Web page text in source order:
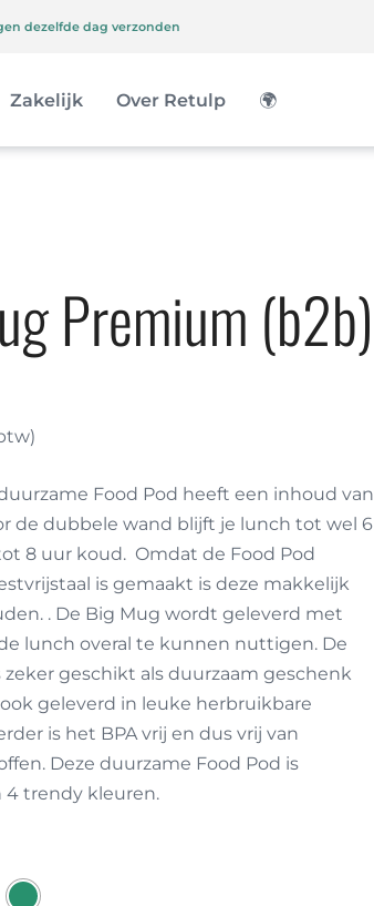
dezelfde dag verzonden
Zakelijk Over Retulp 🌍
Premium (b2b)
Food Pod heeft een inhoud van
de dubbele wand blijft je lunch tot wel 6
8 uur koud. Omdat de Food Pod
is gemaakt is deze makkelijk
. De Big Mug wordt geleverd met
lunch overal te kunnen nuttigen. De
geschikt als duurzaam geschenk
geleverd in leuke herbruikbare
is het BPA vrij en dus vrij van
Deze duurzame Food Pod is
4 trendy kleuren.